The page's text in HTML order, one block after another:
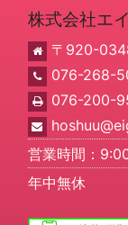
株式会社エ
〒920-
076-268-
076-200-
営業時間：
年中無休